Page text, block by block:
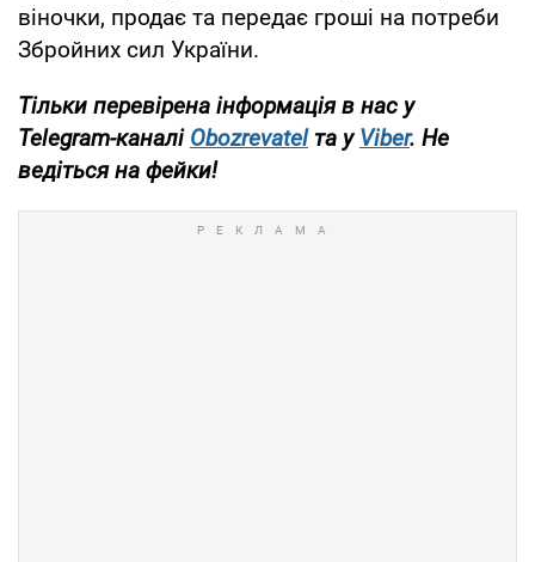
віночки, продає та передає гроші на потреби
Збройних сил України.
Тільки перевірена інформація в нас у
Telegram-каналі Obozrevatel та у Viber. Не
ведіться на фейки!